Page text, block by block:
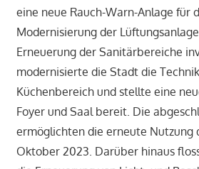
eine neue Rauch-Warn-Anlage für
Modernisierung der
Erneuerung der Sanitärbereiche
modernisierte die Stadt die
Küchenbereich und stellte eine
Foyer und Saal bereit. Die
ermöglichten die erneute Nutzung
Oktober 2023. Darüber hinaus